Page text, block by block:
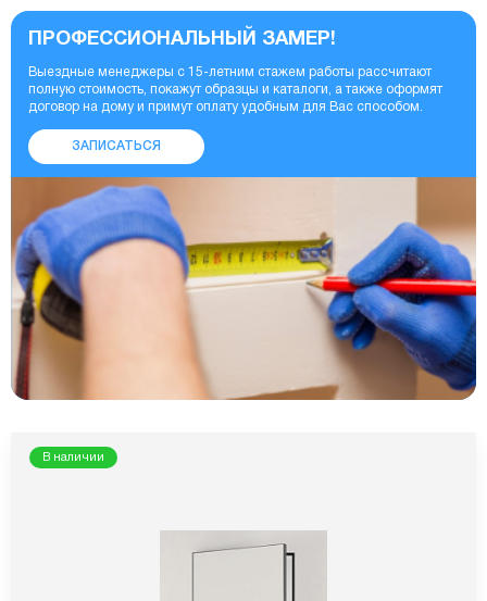
ПРОФЕССИОНАЛЬНЫЙ ЗАМЕР!
Выездные менеджеры с 15-летним стажем работы рассчитают
полную стоимость, покажут образцы и каталоги, а также оформят
договор на дому и примут оплату удобным для Вас способом.
ЗАПИСАТЬСЯ
В наличии